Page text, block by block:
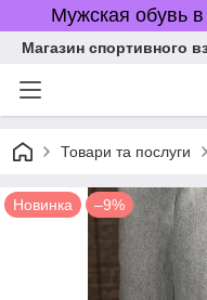
Мужская обувь
Магазин спортивного
Товари та послуги
Новинка –9%